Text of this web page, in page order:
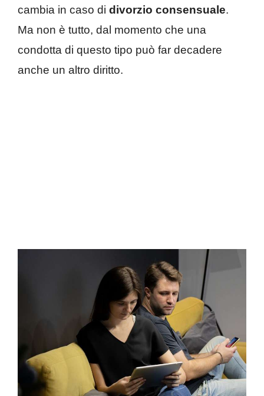
cambia in caso di divorzio consensuale.
Ma non è tutto, dal momento che una
condotta di questo tipo può far decadere
anche un altro diritto.